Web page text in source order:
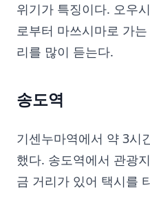
위기가 특징이다. 오우
로부터 마쓰시마로 가
리를 많이 듣는다.
송도역
기센누마역에서 약 3시
했다. 송도역에서 관광
금 거리가 있어 택시를